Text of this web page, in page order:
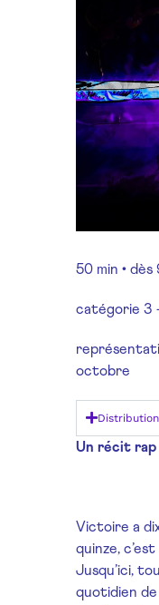
50 min • dès
catégorie 3
octobre
Distribution
Un récit rap
Victoire a
quinze,
Jusqu’ici,
quotidien